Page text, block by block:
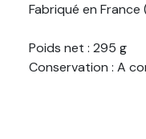
Fabriqué en France
Poids net : 295 g
Conservation : A